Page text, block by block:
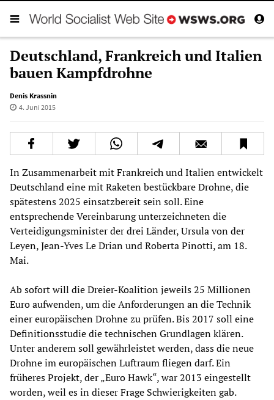
Deutschland, Frankreich und Italien
bauen Kampfdrohne
Denis Krassnin
4. Juni 2015
In Zusammenarbeit mit Frankreich und Italien entwickelt
Deutschland eine mit Raketen bestückbare Drohne, die
spätestens 2025 einsatzbereit sein soll. Eine
entsprechende Vereinbarung unterzeichneten die
Verteidigungsminister der drei Länder, Ursula von der
Leyen, Jean-Yves Le Drian und Roberta Pinotti, am 18.
Mai.
Ab sofort will die Dreier-Koalition jeweils 25 Millionen
Euro aufwenden, um die Anforderungen an die Technik
einer europäischen Drohne zu prüfen. Bis 2017 soll eine
Definitionsstudie die technischen Grundlagen klären.
Unter anderem soll gewährleistet werden, dass die neue
Drohne im europäischen Luftraum fliegen darf. Ein
früheres Projekt, der „Euro Hawk“, war 2013 eingestellt
worden, weil es in dieser Frage Schwierigkeiten gab.